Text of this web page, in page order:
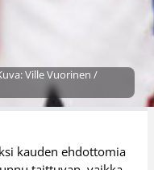
Ville Vuorinen /
kauden ehdottomia